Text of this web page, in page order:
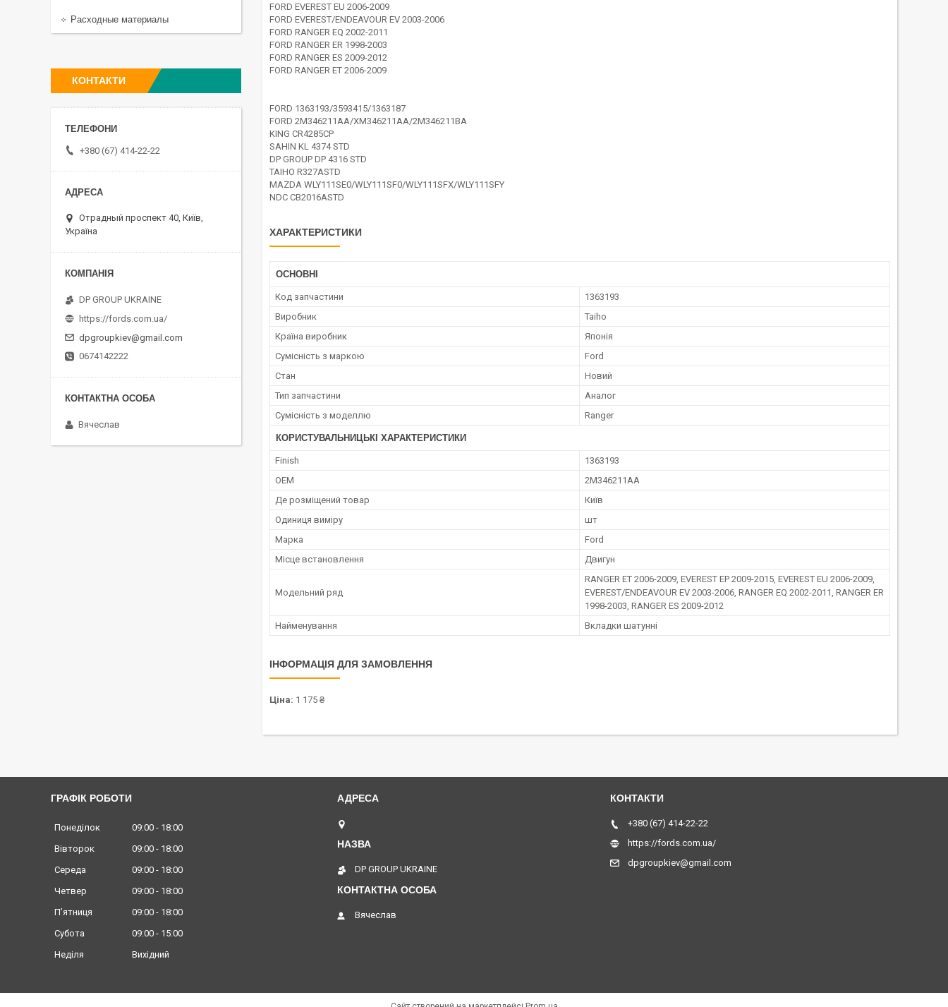
FORD EVEREST EU 2006-2009
FORD EVEREST/ENDEAVOUR EV 2003-2006
FORD RANGER EQ 2002-2011
FORD RANGER ER 1998-2003
FORD RANGER ES 2009-2012
FORD RANGER ET 2006-2009
FORD 1363193/3593415/1363187
FORD 2M346211AA/XM346211AA/2M346211BA
KING CR4285CP
SAHIN KL 4374 STD
DP GROUP DP 4316 STD
TAIHO R327ASTD
MAZDA WLY111SE0/WLY111SF0/WLY111SFX/WLY111SFY
NDC CB2016ASTD
ХАРАКТЕРИСТИКИ
ОСНОВНІ
Код запчастини
1363193
Виробник
Taiho
Країна виробник
Японія
Сумісність з маркою
Ford
Стан
Новий
Тип запчастини
Аналог
Сумісність з моделлю
Ranger
КОРИСТУВАЛЬНИЦЬКІ ХАРАКТЕРИСТИКИ
Finish
1363193
OEM
2M346211AA
Де розміщений товар
Київ
Одиниця виміру
шт
Марка
Ford
Місце встановлення
Двигун
Модельний ряд
RANGER ET 2006-2009, EVEREST EP 2009-2015, EVEREST EU 2006-2009,
EVEREST/ENDEAVOUR EV 2003-2006, RANGER EQ 2002-2011, RANGER ER
1998-2003, RANGER ES 2009-2012
Найменування
Вкладки шатунні
ІНФОРМАЦІЯ ДЛЯ ЗАМОВЛЕННЯ
Ціна: 1 175 ₴
Расходные материалы
КОНТАКТИ
+380 (67) 414-22-22
Отрадный проспект 40, Київ,
Україна
DP GROUP UKRAINE
https://fords.com.ua/
dpgroupkiev@gmail.com
0674142222
Вячеслав
ГРАФІК РОБОТИ
Понеділок 09:00
18:00
Вівторок
09:00
18:00
Середа
09:00
18:00
Четвер
09:00
18:00
Пʼятниця
09:00
18:00
Субота
09:00
15:00
Неділя
Вихідний
DP GROUP UKRAINE
Вячеслав
+380 (67) 414-22-22
https://fords.com.ua/
dpgroupkiev@gmail.com